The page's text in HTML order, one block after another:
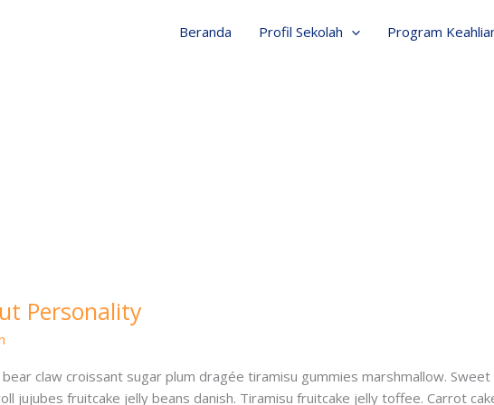
Beranda Profil Sekolah Program
Personality
claw croissant sugar plum dragée tiramisu gummies marshmallow.
jujubes fruitcake jelly beans danish. Tiramisu fruitcake jelly toffee. Carrot